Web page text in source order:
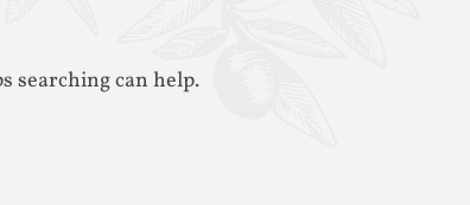
searching can help.